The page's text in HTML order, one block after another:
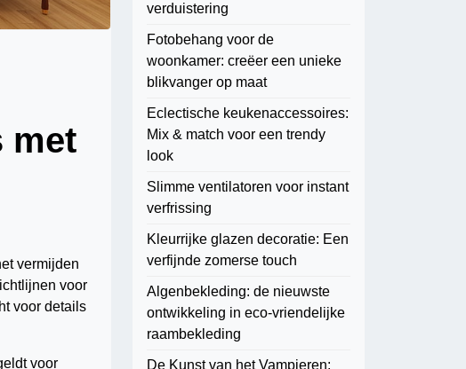
met
vermijden
voor
voor details
voor
verduistering
Fotobehang voor de
woonkamer: creëer een unieke
blikvanger op maat
Eclectische keukenaccessoires:
Mix & match voor een trendy
look
Slimme ventilatoren voor instant
verfrissing
Kleurrijke glazen decoratie: Een
verfijnde zomerse touch
Algenbekleding: de nieuwste
ontwikkeling in eco-vriendelijke
raambekleding
De Kunst van het Vampieren: